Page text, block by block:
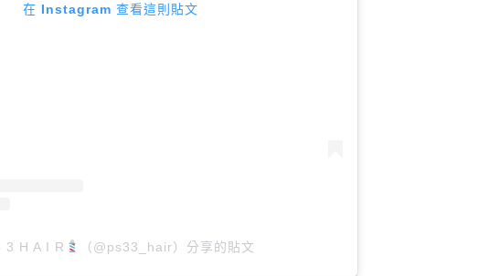
在 Instagram 查看這則貼文
3 H A I R （@ps33_hair）分享的貼文